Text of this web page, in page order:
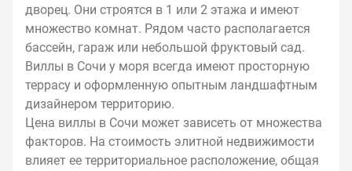
дворец. Они строятся в 1 или 2 этажа и имеют
множество комнат. Рядом часто располагается
бассейн, гараж или небольшой фруктовый сад.
Виллы в Сочи у моря всегда имеют просторную
террасу и оформленную опытным ландшафтным
дизайнером территорию.
Цена виллы в Сочи может зависеть от множества
факторов. На стоимость элитной недвижимости
влияет ее территориальное расположение, общая